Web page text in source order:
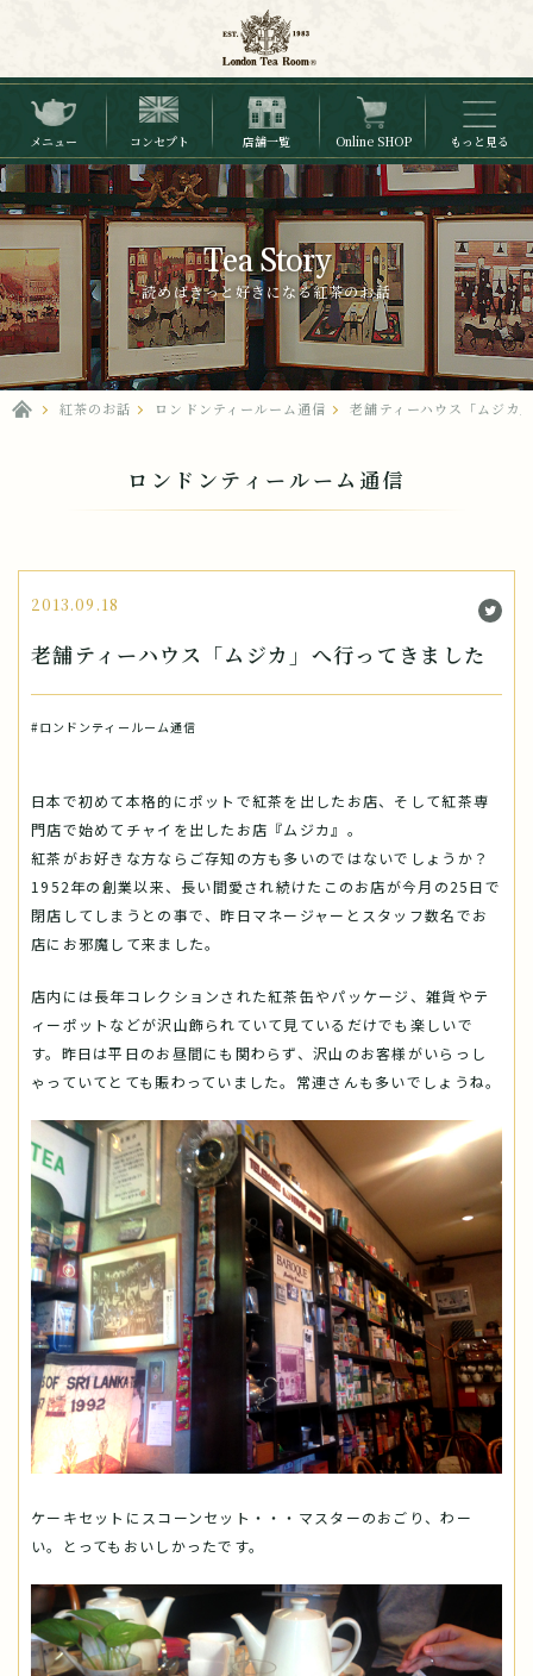
メニュー コンセプト 店舗一覧 Online SHOP もっと見る
Tea Story
読めばきっと好きになる紅茶のお話
紅茶のお話 ロンドンティールーム通信 老舗ティーハウス「ムジカ
ロンドンティールーム通信
2013.09.18
老舗ティーハウス「ムジカ」へ行ってきました
#ロンドンティールーム通信
日本で初めて本格的にポットで紅茶を出したお店、そして紅茶専
門店で始めてチャイを出したお店『ムジカ』。
紅茶がお好きな方ならご存知の方も多いのではないでしょうか？
1952年の創業以来、長い間愛され続けたこのお店が今月の25日で
閉店してしまうとの事で、昨日マネージャーとスタッフ数名でお
店にお邪魔して来ました。
店内には長年コレクションされた紅茶缶やパッケージ、雑貨やテ
ィーポットなどが沢山飾られていて見ているだけでも楽しいで
す。昨日は平日のお昼間にも関わらず、沢山のお客様がいらっし
ゃっていてとても賑わっていました。常連さんも多いでしょうね。
ケーキセットにスコーンセット・・・マスターのおごり、わー
い。とってもおいしかったです。